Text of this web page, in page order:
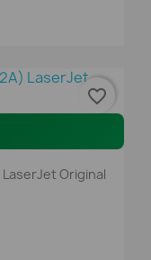
Original
favorite_border